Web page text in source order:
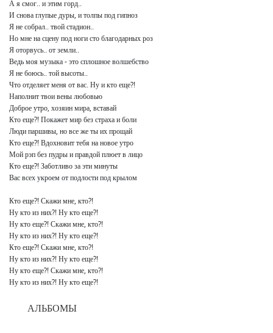
А я смог.. и этим горд..
И снова глупые дуры, и толпы под гипноз
Я не собрал.. твой стадион..
Но мне на сцену под ноги сто благодарных роз
Я оторвусь.. от земли..
Ведь моя музыка - это сплошное волшебство
Я не боюсь.. той высоты..
Что отделяет меня от вас. Ну и кто еще?!
Наполнит твои вены любовью
Доброе утро, хозяин мира, вставай
Кто еще?! Покажет мир без страха и боли
Люди паршивы, но все же ты их прощай
Кто еще?! Вдохновит тебя на новое утро
Мой рэп без пудры и правдой плюет в лицо
Кто еще?! Заботливо за эти минуты
Вас всех укроем от подлости под крылом
Кто еще?! Скажи мне, кто?!
Ну кто из них?! Ну кто еще?!
Ну кто еще?! Скажи мне, кто?!
Ну кто из них?! Ну кто еще?!
Кто еще?! Скажи мне, кто?!
Ну кто из них?! Ну кто еще?!
Ну кто еще?! Скажи мне, кто?!
Ну кто из них?! Ну кто еще?!
АЛЬБОМЫ